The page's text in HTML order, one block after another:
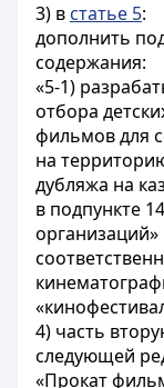
3) в статье 5:
дополнить
содержания:
«5-1)
отбора
фильмов для
на
дубляжа на
в подпункте
организаций»
4) часть
следующей
«Прокат